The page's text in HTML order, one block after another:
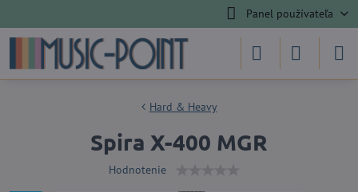
Panel používateľa
Hard & Heavy
Spira X-400 MGR
Hodnotenie